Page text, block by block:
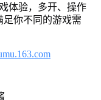
体验，多开、操作
足你不同的游戏需